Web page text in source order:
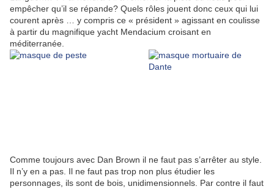
empêcher qu’il se répande? Quels rôles jouent donc ceux qui lui
courent après … y compris ce « président » agissant en coulisse
à partir du magnifique yacht Mendacium croisant en
méditerranée.
Comme toujours avec Dan Brown il ne faut pas s’arrêter au style.
Il n’y en a pas. Il ne faut pas trop non plus étudier les
personnages, ils sont de bois, unidimensionnels. Par contre il faut